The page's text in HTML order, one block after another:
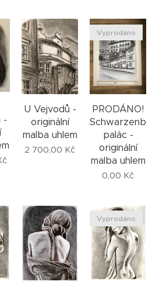
-
U Vejvodů -
originální
malba uhlem
2 700,00 Kč
PRODÁNO!
palác -
originální
malba uhlem
Vyprodáno
0,00 Kč
Vyprodáno